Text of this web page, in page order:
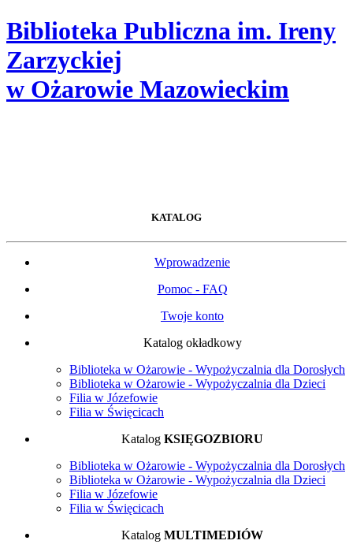
Biblioteka Publiczna im. Ireny
Zarzyckiej
w Ożarowie Mazowieckim
KATALOG
Wprowadzenie
Pomoc - FAQ
Twoje konto
Katalog okładkowy
Biblioteka w Ożarowie - Wypożyczalnia dla Dorosłych
Biblioteka w Ożarowie - Wypożyczalnia dla Dzieci
Filia w Józefowie
Filia w Święcicach
Katalog KSIĘGOZBIORU
Biblioteka w Ożarowie - Wypożyczalnia dla Dorosłych
Biblioteka w Ożarowie - Wypożyczalnia dla Dzieci
Filia w Józefowie
Filia w Święcicach
Katalog MULTIMEDIÓW